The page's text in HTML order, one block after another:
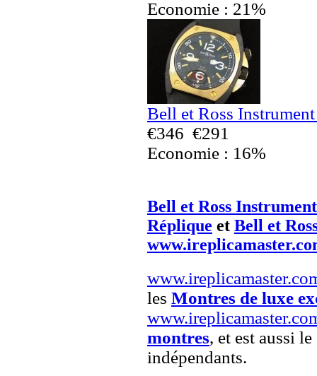
Economie : 21%
Bell et Ross
€346 €291
Economie : 16%
Bell et Ross
Réplique et Bell et
les Montres de luxe
montres, et est aussi
indépendants.